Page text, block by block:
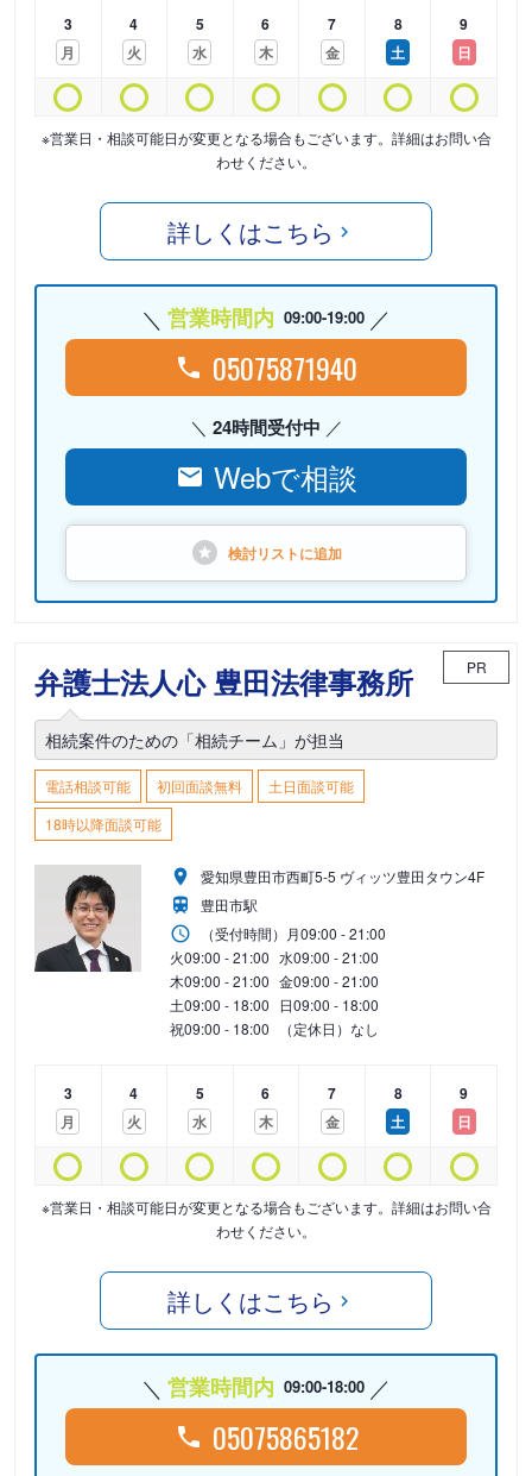
3
月
4
火
5
水
6
木
7
金
8
土
9
日
※営業日・相談可能日が変更となる場合もございます。詳細はお問い合
わせください。
詳しくはこちら
営業時間内 09:00-19:00
05075871940
24時間受付中
Webで相談
検討リストに追加
弁護士法人心 豊田法律事務所 PR
相続案件のための「相続チーム」が担当
電話相談可能 初回面談無料
土日面談可能
18時以降面談可能
愛知県豊田市西町5-5 ヴィッツ豊田タウン4F
豊田市駅
（受付時間） 月09:00 - 21:00
火09:00 - 21:00 水09:00 - 21:00
木09:00 - 21:00 金09:00 - 21:00
土09:00 - 18:00 日09:00 - 18:00
祝09:00 - 18:00 （定休日）なし
3
月
4
火
5
水
6
木
7
金
8
土
9
日
※営業日・相談可能日が変更となる場合もございます。詳細はお問い合
わせください。
詳しくはこちら
営業時間内 09:00-18:00
05075865182